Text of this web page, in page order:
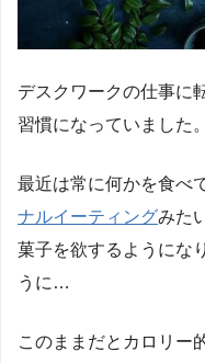
デスクワークの仕事に
習慣になっていました。
最近は常に何かを食べ
ナルイーティングみた
菓子を欲するようにな
うに…
このままだとカロリー